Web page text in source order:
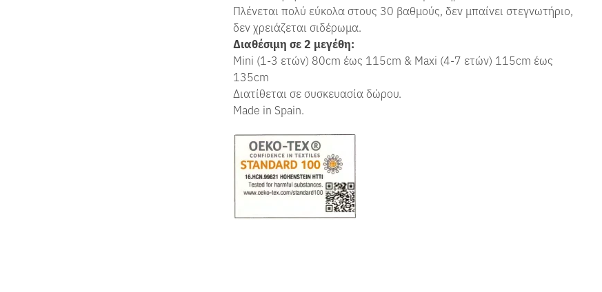
Πλένεται πολύ εύκολα στους 30 βαθμούς, δεν μπαίνει στεγνωτήριο,
δεν χρειάζεται σιδέρωμα.
Διαθέσιμη σε 2 μεγέθη:
Mini (1-3 ετών) 80cm έως 115cm & Maxi (4-7 ετών) 115cm έως
135cm
Διατίθεται σε συσκευασία δώρου.
Made in Spain.